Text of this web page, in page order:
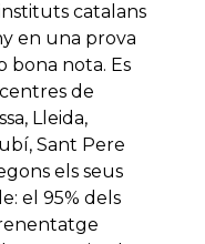
catalans
en una prova
bona nota. Es
de
Lleida,
Sant Pere
els seus
el 95% dels